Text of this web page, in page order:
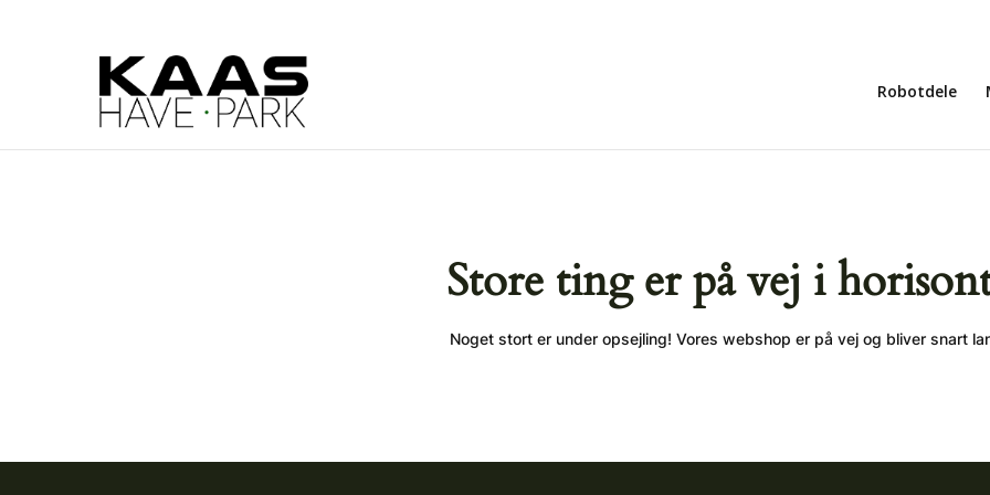
Robotdele
Store ting er på vej i
Noget stort er under opsejling! Vores webshop er på vej og bliver snart